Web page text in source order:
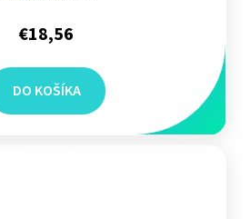
€18,56
DO KOŠÍKA